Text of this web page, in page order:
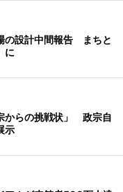
の設計中間報告 まちと
に
からの挑戦状」 政宗自
示